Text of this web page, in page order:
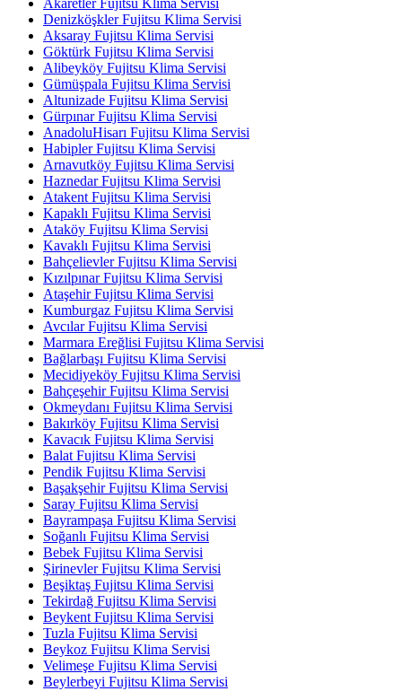
Akaretler Fujitsu Klima Servisi
Denizköşkler Fujitsu Klima Servisi
Aksaray Fujitsu Klima Servisi
Göktürk Fujitsu Klima Servisi
Alibeyköy Fujitsu Klima Servisi
Gümüşpala Fujitsu Klima Servisi
Altunizade Fujitsu Klima Servisi
Gürpınar Fujitsu Klima Servisi
AnadoluHisarı Fujitsu Klima Servisi
Habipler Fujitsu Klima Servisi
Arnavutköy Fujitsu Klima Servisi
Haznedar Fujitsu Klima Servisi
Atakent Fujitsu Klima Servisi
Kapaklı Fujitsu Klima Servisi
Ataköy Fujitsu Klima Servisi
Kavaklı Fujitsu Klima Servisi
Bahçelievler Fujitsu Klima Servisi
Kızılpınar Fujitsu Klima Servisi
Ataşehir Fujitsu Klima Servisi
Kumburgaz Fujitsu Klima Servisi
Avcılar Fujitsu Klima Servisi
Marmara Ereğlisi Fujitsu Klima Servisi
Bağlarbaşı Fujitsu Klima Servisi
Mecidiyeköy Fujitsu Klima Servisi
Bahçeşehir Fujitsu Klima Servisi
Okmeydanı Fujitsu Klima Servisi
Bakırköy Fujitsu Klima Servisi
Kavacık Fujitsu Klima Servisi
Balat Fujitsu Klima Servisi
Pendik Fujitsu Klima Servisi
Başakşehir Fujitsu Klima Servisi
Saray Fujitsu Klima Servisi
Bayrampaşa Fujitsu Klima Servisi
Soğanlı Fujitsu Klima Servisi
Bebek Fujitsu Klima Servisi
Şirinevler Fujitsu Klima Servisi
Beşiktaş Fujitsu Klima Servisi
Tekirdağ Fujitsu Klima Servisi
Beykent Fujitsu Klima Servisi
Tuzla Fujitsu Klima Servisi
Beykoz Fujitsu Klima Servisi
Velimeşe Fujitsu Klima Servisi
Beylerbeyi Fujitsu Klima Servisi